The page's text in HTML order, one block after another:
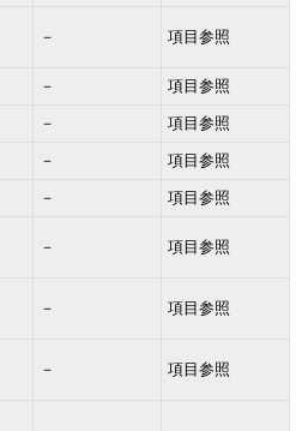
－ 項目参照
－ 項目参照
－ 項目参照
－ 項目参照
－ 項目参照
－ 項目参照
－ 項目参照
－ 項目参照